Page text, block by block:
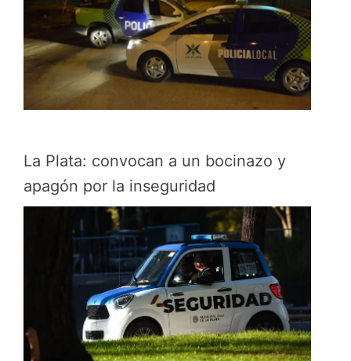
La Plata: convocan a un bocinazo y
apagón por la inseguridad